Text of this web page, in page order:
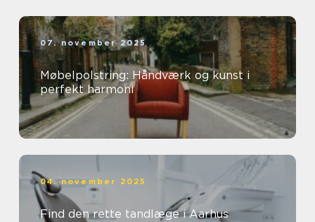
07. november 2025
Møbelpolstring: Håndværk og kunst i
perfekt harmoni
04. november 2025
Find den rette tandlæge i Aarhus